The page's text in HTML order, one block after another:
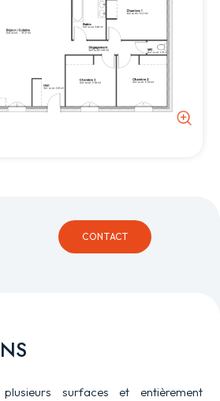
CONTACT
surfaces et entièrement